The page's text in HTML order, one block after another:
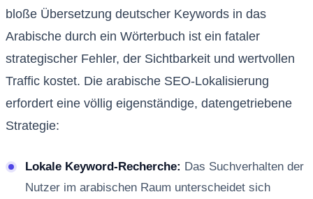
bloße Übersetzung deutscher Keywords in das
Arabische durch ein Wörterbuch ist ein fataler
strategischer Fehler, der Sichtbarkeit und wertvollen
Traffic kostet. Die arabische SEO-Lokalisierung
erfordert eine völlig eigenständige, datengetriebene
Strategie:
Lokale Keyword-Recherche: Das Suchverhalten der
Nutzer im arabischen Raum unterscheidet sich